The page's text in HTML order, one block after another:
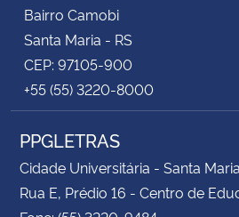
Bairro Camobi
Santa Maria - RS
CEP: 97105-900
+55 (55) 3220-8000
PPGLETRAS
Cidade Universitária - Santa
Rua E, Prédio 16 - Centro de